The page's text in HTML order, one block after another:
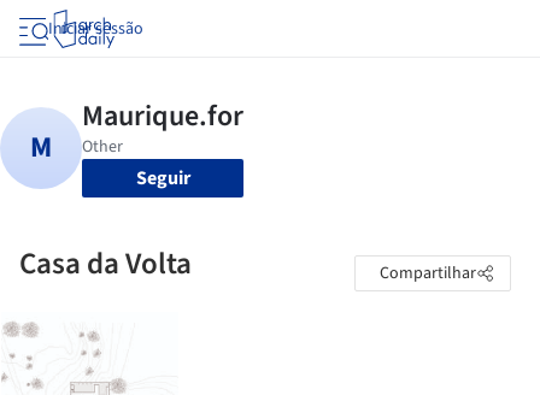
Iniciar sessão
Seguir
Casa da Volta Compartilhar